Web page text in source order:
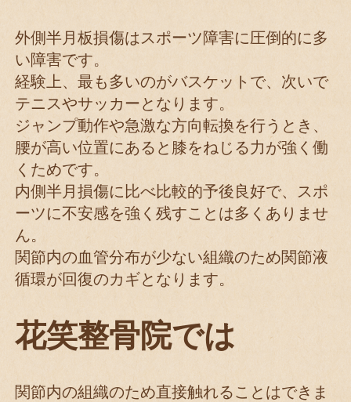
外側半月板損傷はスポーツ障害に圧倒的に多
い障害です。
経験上、最も多いのがバスケットで、次いで
テニスやサッカーとなります。
ジャンプ動作や急激な方向転換を行うとき、
腰が高い位置にあると膝をねじる力が強く働
くためです。
内側半月損傷に比べ比較的予後良好で、スポ
ーツに不安感を強く残すことは多くありませ
ん。
関節内の血管分布が少ない組織のため関節液
循環が回復のカギとなります。
花笑整骨院では
関節内の組織のため直接触れることはできま